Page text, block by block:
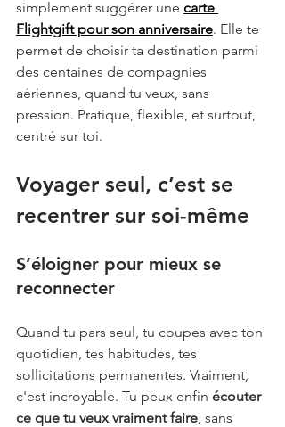
simplement suggérer une carte
Flightgift pour son anniversaire. Elle te
permet de choisir ta destination parmi
des centaines de compagnies
aériennes, quand tu veux, sans
pression. Pratique, flexible, et surtout,
centré sur toi.
Voyager seul, c’est se
recentrer sur soi-même
S’éloigner pour mieux se
reconnecter
Quand tu pars seul, tu coupes avec ton
quotidien, tes habitudes, tes
sollicitations permanentes. Vraiment,
c'est incroyable. Tu peux enfin écouter
ce que tu veux vraiment faire, sans